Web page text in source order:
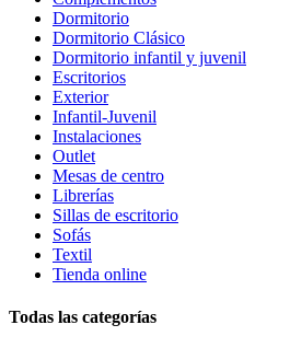
Dormitorio
Dormitorio Clásico
Dormitorio infantil y juvenil
Escritorios
Exterior
Infantil-Juvenil
Instalaciones
Outlet
Mesas de centro
Librerías
Sillas de escritorio
Sofás
Textil
Tienda online
Todas las categorías